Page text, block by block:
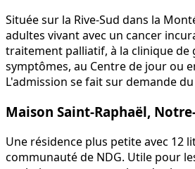
Située sur la Rive-Sud dans la
adultes vivant avec un cancer
traitement palliatif, à la clinique de
symptômes, au Centre de jour ou
L'admission se fait sur demande
Maison Saint-Raphaël,
Une résidence plus petite avec 12
communauté de NDG. Utile pour